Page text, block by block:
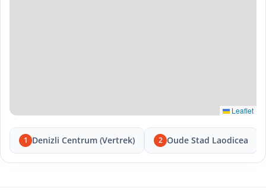
Leaflet
1 Denizli Centrum (Vertrek) 2 Oude Stad Laodicea